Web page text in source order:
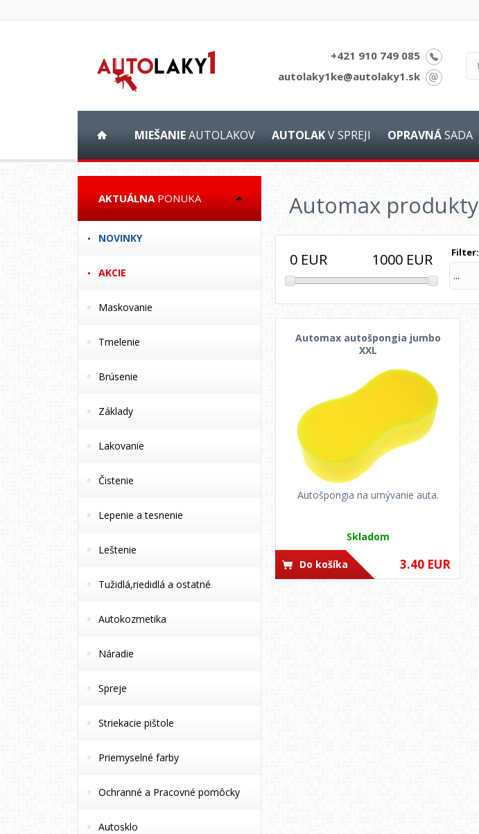
+421 910 749 085
autolaky1ke@autolaky1.sk
MIEŠANIEAUTOLAKOV AUTOLAKV SPREJI OPRAVNÁSADA
AKTUÁLNAPONUKA
NOVINKY
AKCIE
Maskovanie
Tmelenie
Brúsenie
Základy
Lakovanie
Čistenie
Lepenie a tesnenie
Leštenie
Tužidlá,riedidlá a ostatné
Autokozmetika
Náradie
Spreje
Striekacie pištole
Priemyselné farby
Ochranné a Pracovné pomôcky
Autosklo
Automax produkty
0 EUR 1000 EUR Filter:
...
Automax autošpongia jumbo
XXL
Autošpongia na umývanie auta.
Skladom
3.40 EUR
Do košíka